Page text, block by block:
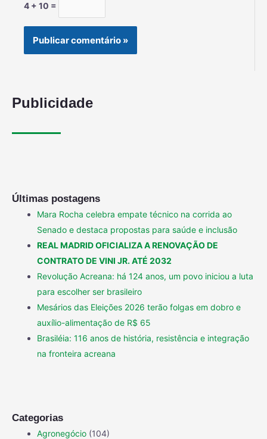
4 + 10 =
Publicidade
Últimas postagens
Mara Rocha celebra empate técnico na corrida ao
Senado e destaca propostas para saúde e inclusão
REAL MADRID OFICIALIZA A RENOVAÇÃO DE
CONTRATO DE VINI JR. ATÉ 2032
Revolução Acreana: há 124 anos, um povo iniciou a luta
para escolher ser brasileiro
Mesários das Eleições 2026 terão folgas em dobro e
auxílio-alimentação de R$ 65
Brasiléia: 116 anos de história, resistência e integração
na fronteira acreana
Categorias
Agronegócio (104)